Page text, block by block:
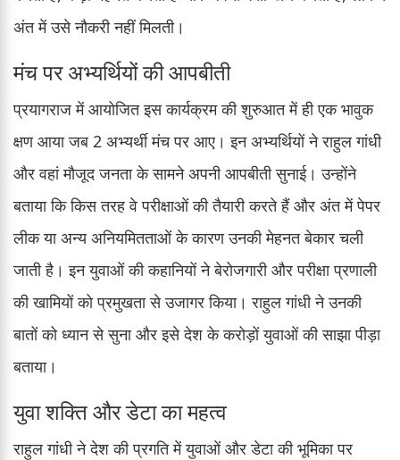
अंत में उसे नौकरी नहीं मिलती।
मंच पर अभ्यर्थियों की आपबीती
प्रयागराज में आयोजित इस कार्यक्रम की शुरुआत में ही एक भावुक
क्षण आया जब 2 अभ्यर्थी मंच पर आए। इन अभ्यर्थियों ने राहुल गांधी
और वहां मौजूद जनता के सामने अपनी आपबीती सुनाई। उन्होंने
बताया कि किस तरह वे परीक्षाओं की तैयारी करते हैं और अंत में पेपर
लीक या अन्य अनियमितताओं के कारण उनकी मेहनत बेकार चली
जाती है। इन युवाओं की कहानियों ने बेरोजगारी और परीक्षा प्रणाली
की खामियों को प्रमुखता से उजागर किया। राहुल गांधी ने उनकी
बातों को ध्यान से सुना और इसे देश के करोड़ों युवाओं की साझा पीड़ा
बताया।
युवा शक्ति और डेटा का महत्व
राहुल गांधी ने देश की प्रगति में युवाओं और डेटा की भूमिका पर